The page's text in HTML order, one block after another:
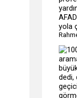
yola